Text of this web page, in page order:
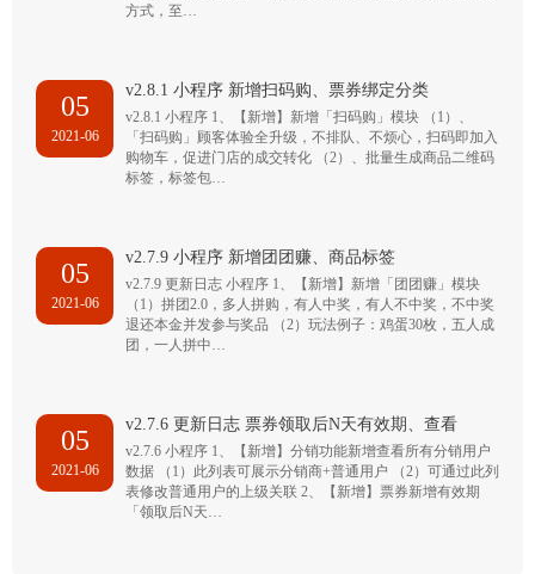
方式，至…
05
2021-06
v2.8.1 小程序 新增扫码购、票券绑定分类
v2.8.1 小程序 1、【新增】新增「扫码购」模块 （1）、
「扫码购」顾客体验全升级，不排队、不烦心，扫码即加入
购物车，促进门店的成交转化 （2）、批量生成商品二维码
标签，标签包…
05
2021-06
v2.7.9 小程序 新增团团赚、商品标签
v2.7.9 更新日志 小程序 1、【新增】新增「团团赚」模块
（1）拼团2.0，多人拼购，有人中奖，有人不中奖，不中奖
退还本金并发参与奖品 （2）玩法例子：鸡蛋30枚，五人成
团，一人拼中…
05
2021-06
v2.7.6 更新日志 票券领取后N天有效期、查看
v2.7.6 小程序 1、【新增】分销功能新增查看所有分销用户
数据 （1）此列表可展示分销商+普通用户 （2）可通过此列
表修改普通用户的上级关联 2、【新增】票券新增有效期
「领取后N天…